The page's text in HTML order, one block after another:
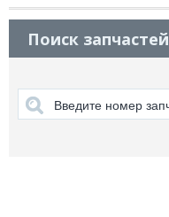
Поиск запчастей